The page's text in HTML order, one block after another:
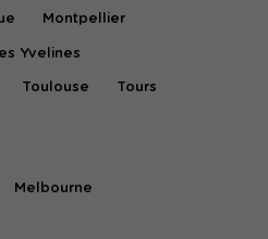
Montpellier
Yvelines
Toulouse Tours
Melbourne